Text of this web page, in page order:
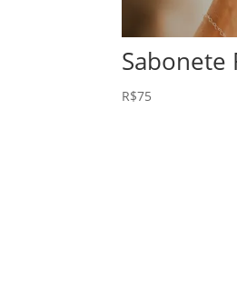
Sabonete
R$75